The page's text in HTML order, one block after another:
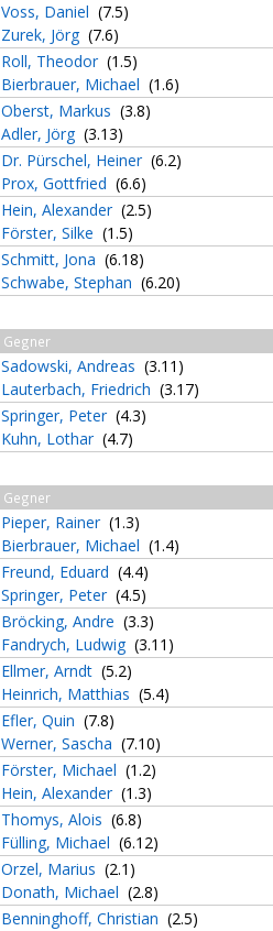
Voss, Daniel (7.5)
Zurek, Jörg (7.6)
Roll, Theodor (1.5)
Bierbrauer, Michael (1.6)
Oberst, Markus (3.8)
Adler, Jörg (3.13)
Dr. Pürschel, Heiner (6.2)
Prox, Gottfried (6.6)
Hein, Alexander (2.5)
Förster, Silke (1.5)
Schmitt, Jona (6.18)
Schwabe, Stephan (6.20)
Gegner
Sadowski, Andreas (3.11)
Lauterbach, Friedrich (3.17)
Springer, Peter (4.3)
Kuhn, Lothar (4.7)
Gegner
Pieper, Rainer (1.3)
Bierbrauer, Michael (1.4)
Freund, Eduard (4.4)
Springer, Peter (4.5)
Bröcking, Andre (3.3)
Fandrych, Ludwig (3.11)
Ellmer, Arndt (5.2)
Heinrich, Matthias (5.4)
Efler, Quin (7.8)
Werner, Sascha (7.10)
Förster, Michael (1.2)
Hein, Alexander (1.3)
Thomys, Alois (6.8)
Fülling, Michael (6.12)
Orzel, Marius (2.1)
Donath, Michael (2.8)
Benninghoff, Christian (2.5)